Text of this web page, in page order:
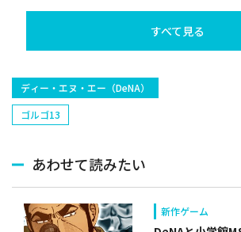
すべて見る
ディー・エヌ・エー（DeNA）
ゴルゴ13
あわせて読みたい
新作ゲーム